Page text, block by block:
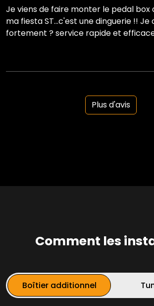
Je viens de faire monter le pedal box
ma fiesta ST...c'est une dinguerie !! Je
fortement ? service rapide et
Plus d'avis
Comment les
Boîtier additionnel